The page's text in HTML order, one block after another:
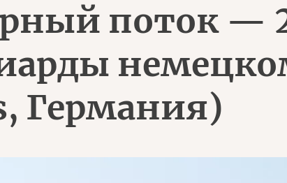
поток —
Германия)